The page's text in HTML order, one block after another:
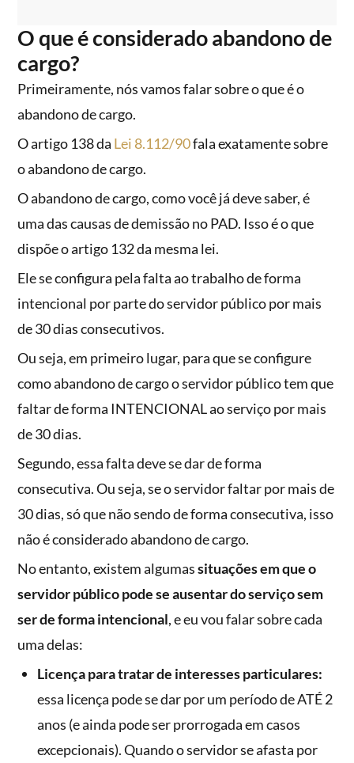
O que é considerado abandono de
cargo?
Primeiramente, nós vamos falar sobre o que é o
abandono de cargo.
O artigo 138 da Lei 8.112/90fala exatamente sobre
o abandono de cargo.
O abandono de cargo, como você já deve saber, é
uma das causas de demissão no PAD. Isso é o que
dispõe o artigo 132 da mesma lei.
Ele se configura pela falta ao trabalho de forma
intencional por parte do servidor público por mais
de 30 dias consecutivos.
Ou seja, em primeiro lugar, para que se configure
como abandono de cargo o servidor público tem que
faltar de forma INTENCIONAL ao serviço por mais
de 30 dias.
Segundo, essa falta deve se dar de forma
consecutiva. Ou seja, se o servidor faltar por mais de
30 dias, só que não sendo de forma consecutiva, isso
não é considerado abandono de cargo.
No entanto, existem algumassituações em que o
servidor público pode se ausentar do serviço sem
ser de forma intencional, e eu vou falar sobre cada
uma delas:
Licença para tratar de interesses particulares:
essa licença pode se dar por um período de ATÉ 2
anos (e ainda pode ser prorrogada em casos
excepcionais). Quando o servidor se afasta por